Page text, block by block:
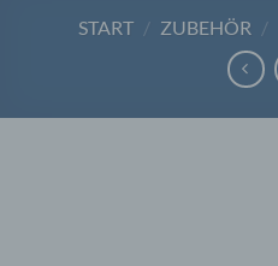
START / ZUBEHÖR /